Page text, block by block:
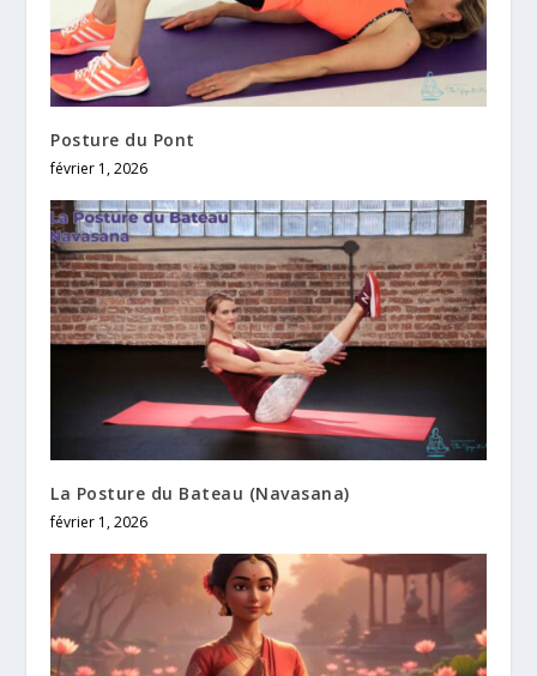
Posture du Pont
février 1, 2026
La Posture du Bateau (Navasana)
février 1, 2026